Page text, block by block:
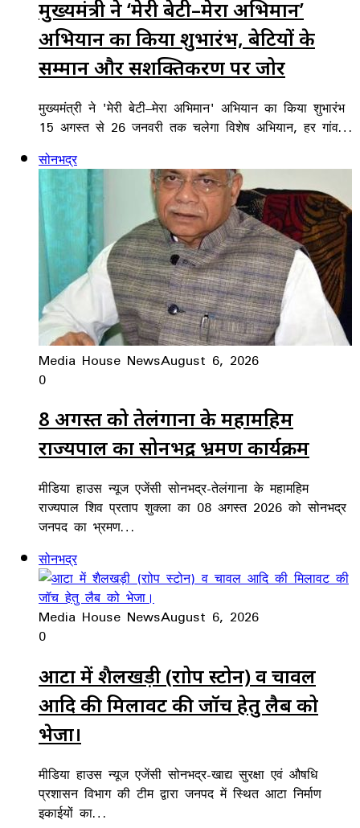
मुख्यमंत्री ने ‘मेरी बेटी–मेरा अभिमान’
अभियान का किया शुभारंभ, बेटियों के
सम्मान और सशक्तिकरण पर जोर
मुख्यमंत्री ने 'मेरी बेटी–मेरा अभिमान' अभियान का किया शुभारंभ
15 अगस्त से 26 जनवरी तक चलेगा विशेष अभियान, हर गांव…
सोनभद्र
Media House NewsAugust 6, 2026
0
8 अगस्त को तेलंगाना के महामहिम
राज्यपाल का सोनभद्र भ्रमण कार्यक्रम
मीडिया हाउस न्यूज एजेंसी सोनभद्र-तेलंगाना के महामहिम
राज्यपाल शिव प्रताप शुक्ला का 08 अगस्त 2026 को सोनभद्र
जनपद का भ्रमण…
सोनभद्र
Media House NewsAugust 6, 2026
0
आटा में शैलखड़ी (राोप स्टोन) व चावल
आदि की मिलावट की जॉच हेतु लैब को
भेजा।
मीडिया हाउस न्यूज एजेंसी सोनभद्र-खाद्य सुरक्षा एवं औषधि
प्रशासन विभाग की टीम द्वारा जनपद में स्थित आटा निर्माण
इकाईयों का…